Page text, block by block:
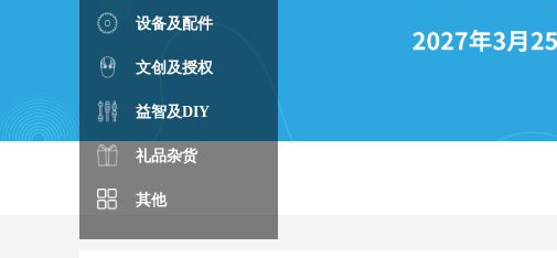
设备及配件
文创及授权
益智及DIY
礼品杂货
其他